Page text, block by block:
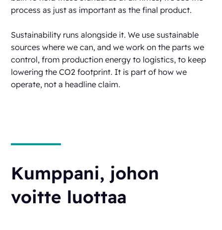
process as just as important as the final product.
Sustainability runs alongside it. We use sustainable
sources where we can, and we work on the parts we
control, from production energy to logistics, to keep
lowering the CO2 footprint. It is part of how we
operate, not a headline claim.
Kumppani, johon
voitte luottaa